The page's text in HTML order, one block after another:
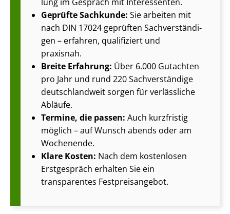
Geprüfte Sachkunde: Sie arbeiten mit
nach DIN 17024 geprüften Sach­ver­stän­di­
gen – erfahren, qualifiziert und
praxisnah.
Breite Erfahrung: Über 6.000 Gutachten
pro Jahr und rund 220 Sachverständige
deutschlandweit sorgen für verlässliche
Abläufe.
Termine, die passen: Auch kurzfristig
möglich – auf Wunsch abends oder am
Wochenende.
Klare Kosten: Nach dem kostenlosen
Erstgespräch erhalten Sie ein
transparentes Fest­preis­an­ge­bot.